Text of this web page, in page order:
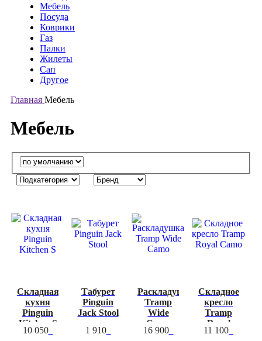
Мебель
Посуда
Коврики
Газ
Палки
Жилеты
Сап
Другое
Главная Мебель
Мебель
Складная
кухня
Pinguin
Kitchen S
10 050
Табурет
Pinguin
Jack Stool
1 910
Раскладушка
Tramp
Wide
Camo
16 900
Cкладное
кресло
Tramp
Royal
Camo
11 100
-16%